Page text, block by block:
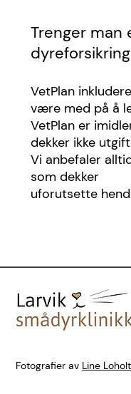
Trenger man
VetPlan
være med på å
VetPlan er
dekker ikke
Vi anbefaler
som dekker
uforutsette
Fotografier av Line Loholt